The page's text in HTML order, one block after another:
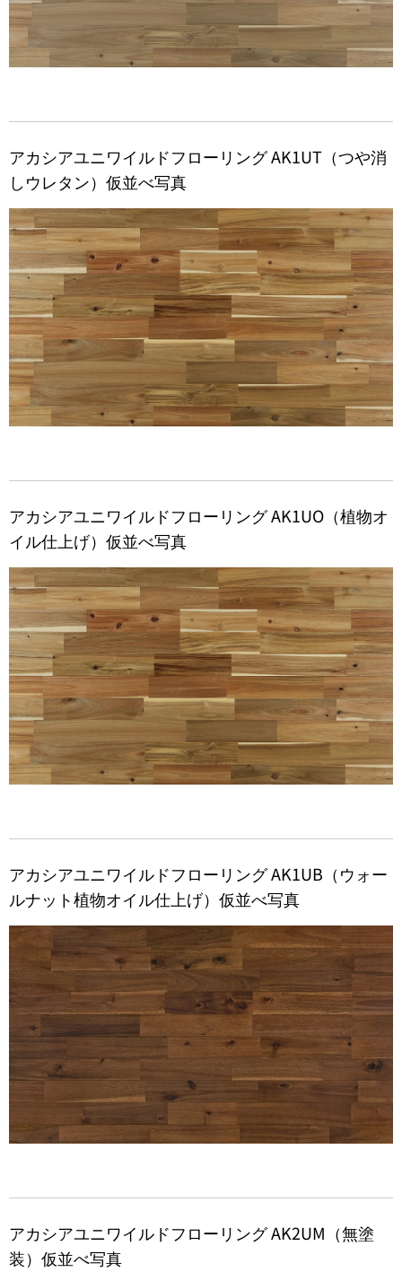
アカシアユニワイルドフローリング AK1UT（つや消
しウレタン）仮並べ写真
アカシアユニワイルドフローリング AK1UO（植物オ
イル仕上げ）仮並べ写真
アカシアユニワイルドフローリング AK1UB（ウォー
ルナット植物オイル仕上げ）仮並べ写真
アカシアユニワイルドフローリング AK2UM（無塗
装）仮並べ写真